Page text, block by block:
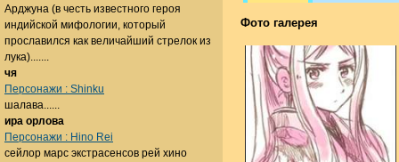
Фото галерея
Арджуна (в честь известного героя
индийской мифологии, который
прославился как величайший стрелок из
лука).......
чя
Персонажи : Shinku
шалава......
ира орлова
Персонажи : Hino Rei
сейлор марс экстрасенсов рей хино